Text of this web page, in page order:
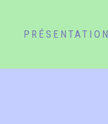
PRÉSENTATION